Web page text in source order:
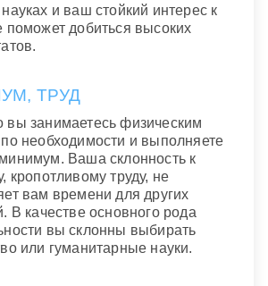
и ваш стойкий интерес к
поможет добиться высоких
ТРУД
занимаетесь физическим
необходимости и выполняете
Ваша склонность к
кропотливому труду, не
вам времени для других
В качестве основного рода
вы склонны выбирать
или гуманитарные науки.